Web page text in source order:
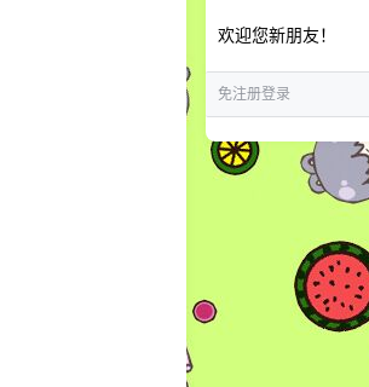
欢迎您新朋友！
免注册登录